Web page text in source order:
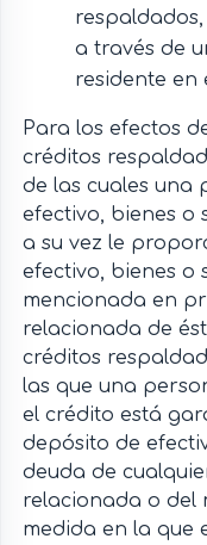
a través de
residente en
Para los efectos
créditos
de las cuales una
efectivo, bienes o
a su vez le
efectivo, bienes o
mencionada en
relacionada de
créditos
las que una
el crédito está
depósito de
deuda de
relacionada o del
medida en la que